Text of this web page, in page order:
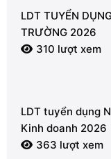
LDT TUYỂN
TRƯỜNG 2026
310 lượt xem
LDT tuyển dụng
Kinh doanh 2026
363 lượt xem